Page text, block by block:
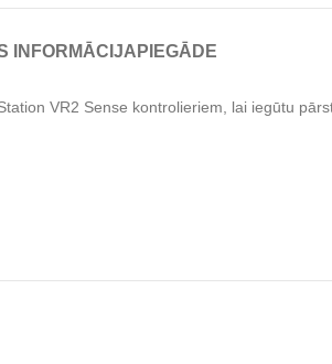
INFORMĀCIJA PIEGĀDE
VR2 Sense kontrolieriem, lai iegūtu